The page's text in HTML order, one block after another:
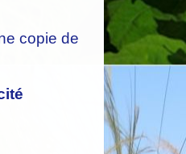
copie de